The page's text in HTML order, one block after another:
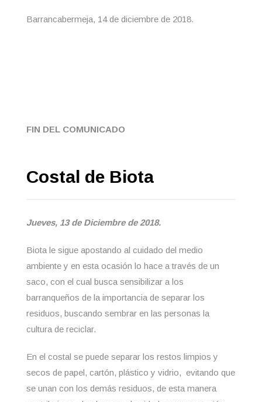
Barrancabermeja, 14 de diciembre de 2018.
FIN DEL COMUNICADO
Costal de Biota
Jueves, 13 de Diciembre de 2018.
Biota le sigue apostando al cuidado del medio
ambiente y en esta ocasión lo hace a través de un
saco, con el cual busca sensibilizar a los
barranqueños de la importancia de separar los
residuos, buscando sembrar en las personas la
cultura de reciclar.
En el costal se puede separar los restos limpios y
secos de papel, cartón, plástico y vidrio, evitando que
se unan con los demás residuos, de esta manera